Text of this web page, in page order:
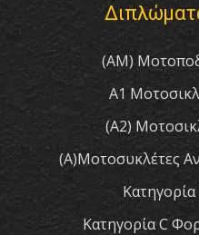
(AM)
A1
(A2)
(A)Μοτοσυκλέτες
Κατηγορία C